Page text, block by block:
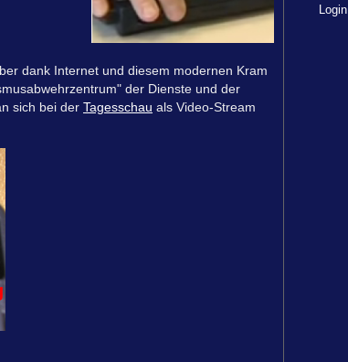
dank Internet und diesem modernen Kram
der Dienste und der
sich bei der Tagesschau als Video-Stream
Login